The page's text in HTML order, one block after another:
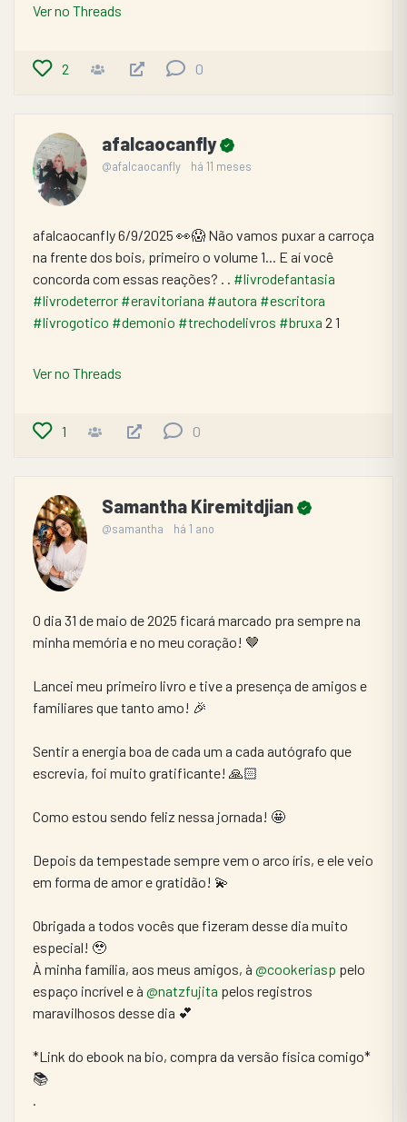
Ver no Threads
2 0
afalcaocanfly
@afalcaocanfly há 11 meses
afalcaocanfly 6/9/2025 👀😱 Não vamos puxar a carroça
na frente dos bois, primeiro o volume 1... E aí você
concorda com essas reações? . . #livrodefantasia
#livrodeterror #eravitoriana #autora #escritora
#livrogotico #demonio #trechodelivros #bruxa 2 1
Ver no Threads
1 0
Samantha Kiremitdjian
@samantha há 1 ano
O dia 31 de maio de 2025 ficará marcado pra sempre na
minha memória e no meu coração! 🤎
Lancei meu primeiro livro e tive a presença de amigos e
familiares que tanto amo! 🎉
Sentir a energia boa de cada um a cada autógrafo que
escrevia, foi muito gratificante! 🙏🏻
Como estou sendo feliz nessa jornada! 🤩
Depois da tempestade sempre vem o arco íris, e ele veio
em forma de amor e gratidão! 💫
Obrigada a todos vocês que fizeram desse dia muito
especial! 🥹
À minha família, aos meus amigos, à @cookeriasp pelo
espaço incrível e à @natzfujita pelos registros
maravilhosos desse dia 💕
*Link do ebook na bio, compra da versão física comigo*
📚
.